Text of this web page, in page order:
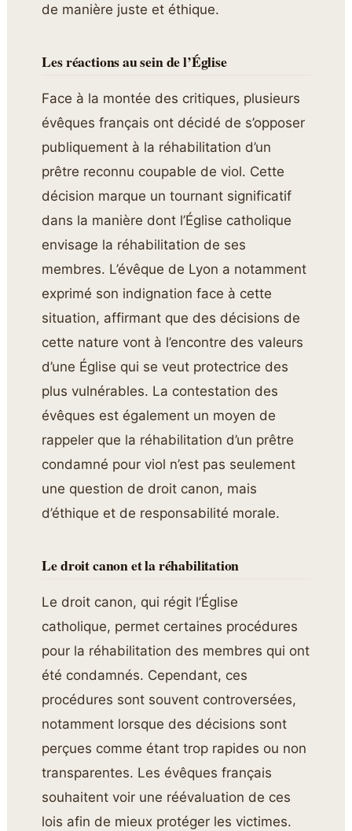
de manière juste et éthique.
Les réactions au sein de l’Église
Face à la montée des critiques, plusieurs
évêques français ont décidé de s’opposer
publiquement à la réhabilitation d’un
prêtre reconnu coupable de viol. Cette
décision marque un tournant significatif
dans la manière dont l’Église catholique
envisage la réhabilitation de ses
membres. L’évêque de Lyon a notamment
exprimé son indignation face à cette
situation, affirmant que des décisions de
cette nature vont à l’encontre des valeurs
d’une Église qui se veut protectrice des
plus vulnérables. La contestation des
évêques est également un moyen de
rappeler que la réhabilitation d’un prêtre
condamné pour viol n’est pas seulement
une question de droit canon, mais
d’éthique et de responsabilité morale.
Le droit canon et la réhabilitation
Le droit canon, qui régit l’Église
catholique, permet certaines procédures
pour la réhabilitation des membres qui ont
été condamnés. Cependant, ces
procédures sont souvent controversées,
notamment lorsque des décisions sont
perçues comme étant trop rapides ou non
transparentes. Les évêques français
souhaitent voir une réévaluation de ces
lois afin de mieux protéger les victimes.